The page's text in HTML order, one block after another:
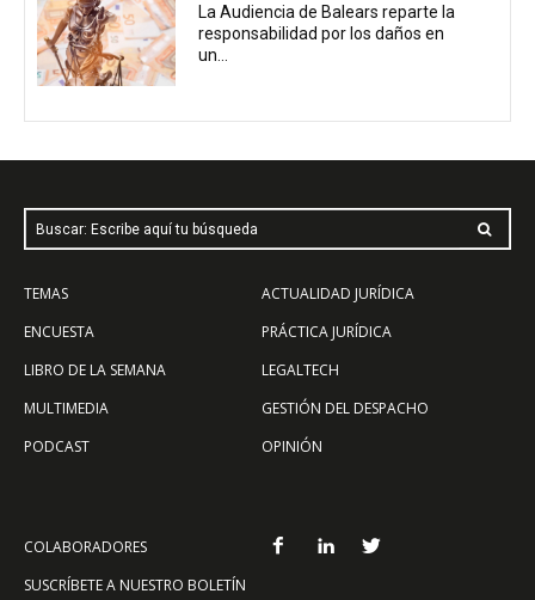
La Audiencia de Balears reparte la
responsabilidad por los daños en
un...
Buscar: Escribe aquí tu búsqueda
TEMAS
ENCUESTA
LIBRO DE LA SEMANA
MULTIMEDIA
PODCAST
ACTUALIDAD JURÍDICA
PRÁCTICA JURÍDICA
LEGALTECH
GESTIÓN DEL DESPACHO
OPINIÓN
COLABORADORES
SUSCRÍBETE A NUESTRO BOLETÍN